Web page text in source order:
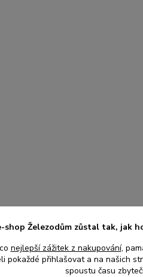
shop Železodům zůstal tak, jak
nejlepší zážitek z nakupování,
pokaždé přihlašovat a na našich
spoustu času